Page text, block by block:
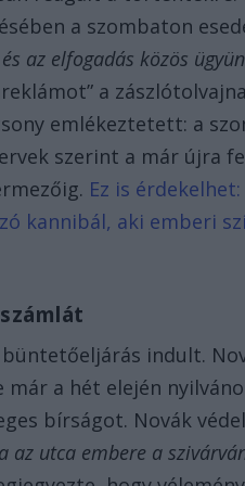
a szombaton
az elfogadás közös
a
emlékeztetett: a
szerint a már újra
Ez is
kannibál, aki emberi
indult.
már a hét elején
bírságot. Novák
az utca embere a